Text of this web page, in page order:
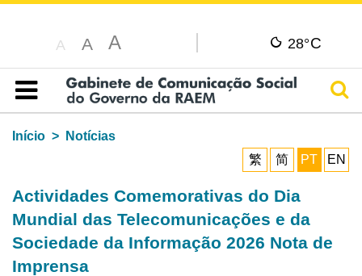
A A A 28°C
Índice
Início
Notícias
繁
简 PT EN
Actividades Comemorativas do Dia
Mundial das Telecomunicações e da
Sociedade da Informação 2026 Nota de
Imprensa